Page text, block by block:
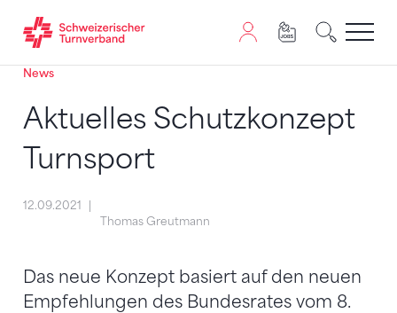
Zum Inhalt springen
Zur Sitemap navigieren
Zum Navigieren dieser Seite wird JavaScript benötigt.
News
Aktuelles Schutzkonzept
Turnsport
12.09.2021
Thomas Greutmann
Das neue Konzept basiert auf den neuen
Empfehlungen des Bundesrates vom 8.